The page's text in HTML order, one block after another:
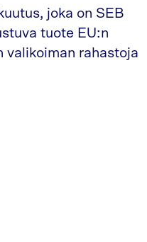
joka on SEB
tuote EU:n
valikoiman rahastoja